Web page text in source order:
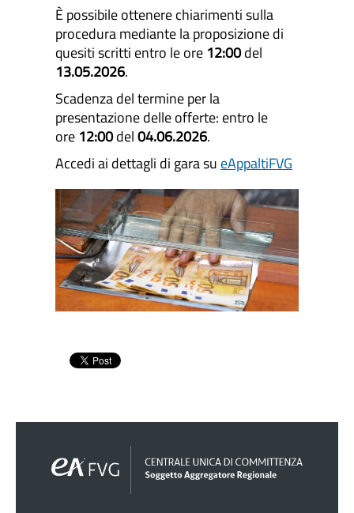
È possibile ottenere chiarimenti sulla
procedura mediante la proposizione di
quesiti scritti entro le ore 12:00del
13.05.2026.
Scadenza del termine per la
presentazione delle offerte: entro le
ore 12:00del04.06.2026.
Accedi ai dettagli di gara su eAppaltiFVG